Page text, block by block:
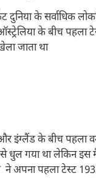
दुनिया के सर्वाधिक
के बीच पहला
जाता था
इंग्लैंड के बीच
से धुल गया था लेकिन
ने अपना पहला टेस्ट